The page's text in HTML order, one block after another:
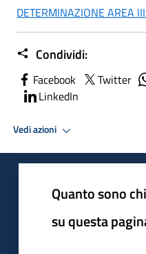
DETERMINAZIONE AREA
Condividi:
Facebook Twitter
LinkedIn
Vedi azioni
Quanto sono
su questa